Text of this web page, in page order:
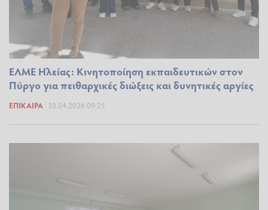
ΕΛΜΕ Ηλείας: Κινητοποίηση εκπαιδευτικών στον
Πύργο για πειθαρχικές διώξεις και δυνητικές αργίες
ΕΠΊΚΑΙΡΑ 30.04.2026 09:25